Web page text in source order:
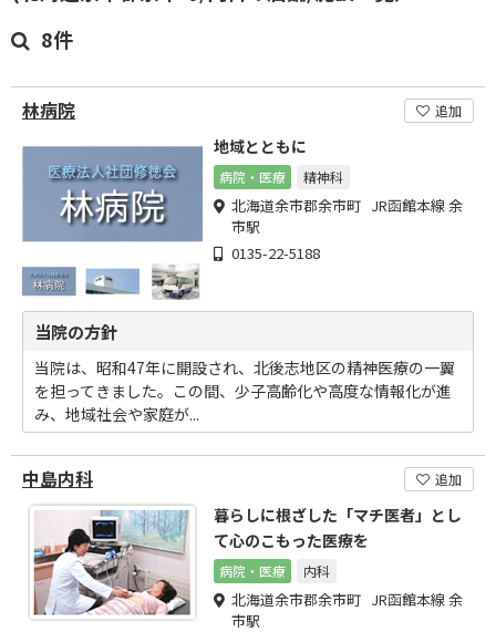
8件
林病院 追加
地域とともに
病院・医療 精神科
北海道余市郡余市町 JR函館本線 余
市駅
0135-22-5188
当院の方針
当院は、昭和47年に開設され、北後志地区の精神医療の一翼
を担ってきました。この間、少子高齢化や高度な情報化が進
み、地域社会や家庭が...
中島内科 追加
暮らしに根ざした「マチ医者」とし
て心のこもった医療を
病院・医療 内科
北海道余市郡余市町 JR函館本線 余
市駅